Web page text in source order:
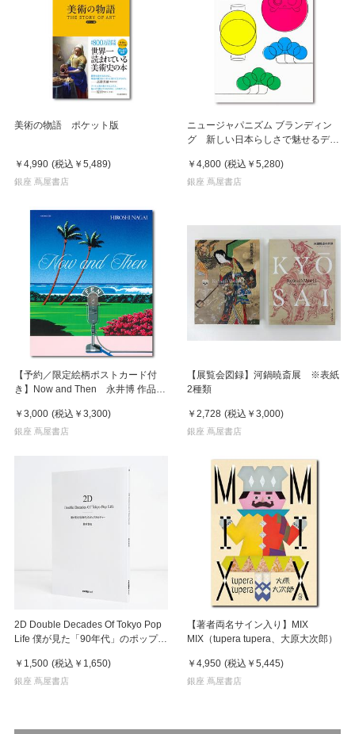
美術の物語 ポケット版
￥4,990 (税込 ￥5,489)
銀座 蔦屋書店
ニュージャパニズム ブランディン
グ 新しい日本らしさで魅せるデザ
￥4,800 (税込 ￥5,280)
銀座 蔦屋書店
【予約／限定絵柄ポストカード付
き】Now and Then 永井博 作品
￥3,000 (税込 ￥3,300)
銀座 蔦屋書店
【展覧会図録】河鍋暁斎展 ※表紙
2種類
￥2,728 (税込 ￥3,000)
銀座 蔦屋書店
2D Double Decades Of Tokyo Pop
Life 僕が見た「90年代」のポップカ
￥1,500 (税込 ￥1,650)
銀座 蔦屋書店
【著者両名サイン入り】MIX
MIX（tupera tupera、大原大次郎）
￥4,950 (税込 ￥5,445)
銀座 蔦屋書店